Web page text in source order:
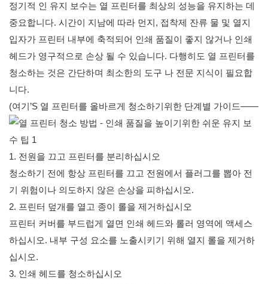
정기적 인 유지 보수는 열 프린터를 최상의 성능을 유지하는 데
중요합니다. 시간이 지남에 따라 먼지, 접착제 잔류 물 및 열지
입자가 프린터 내부에 축적되어 인쇄 품질이 좋지 않거나 인쇄
헤드가 영구적으로 손상 될 수 있습니다. 다행히도 열 프린터를
청소하는 것은 간단하며 최소한의 도구 나 전문 지식이 필요합
니다.
(여기’S 열 프린터를 올바르게 청소하기위한 단계별 가이드——
1. 전원을 끄고 프린터를 분리하십시오
청소하기 전에 항상 프린터를 끄고 전원에서 플러그를 뽑아 전
기 위험이나 의도하지 않은 손상을 피하십시오.
2. 프린터 덮개를 열고 종이 롤을 제거하십시오
프린터 커버를 부드럽게 열면 인쇄 헤드와 롤러 영역에 액세스
하십시오. 내부 구성 요소를 노출시키기 위해 열지 롤을 제거하
십시오.
3. 인쇄 헤드를 청소하십시오